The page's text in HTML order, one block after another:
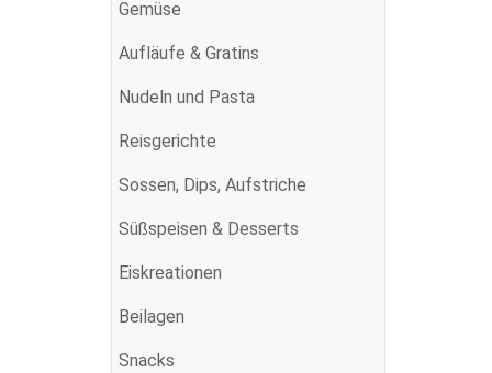
Gemüse
Aufläufe & Gratins
Nudeln und Pasta
Reisgerichte
Sossen, Dips, Aufstriche
Süßspeisen & Desserts
Eiskreationen
Beilagen
Snacks